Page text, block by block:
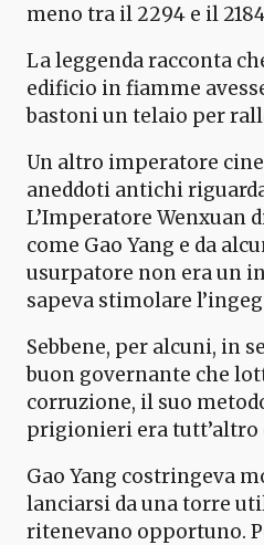
meno tra il 2294 e il 2184
La leggenda racconta
edificio in fiamme
bastoni un telaio per
Un altro imperatore
aneddoti antichi
L’Imperatore Wenxuan
come Gao Yang e da
usurpatore non era un
sapeva stimolare
Sebbene, per alcuni, in
buon governante che
corruzione, il suo
prigionieri era tutt’altro
Gao Yang costringeva
lanciarsi da una torre
ritenevano opportuno.